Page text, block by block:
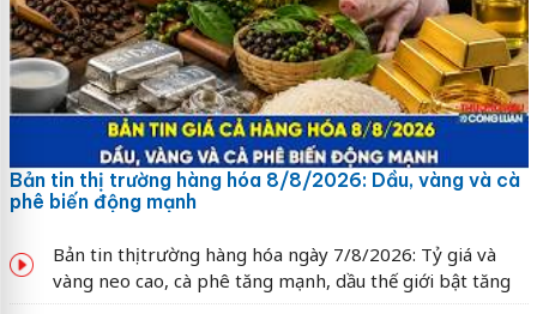
Bản tin thị trường hàng hóa 8/8/2026: Dầu, vàng và cà
phê biến động mạnh
Bản tin thị trường hàng hóa ngày 7/8/2026: Tỷ giá và
vàng neo cao, cà phê tăng mạnh, dầu thế giới bật tăng